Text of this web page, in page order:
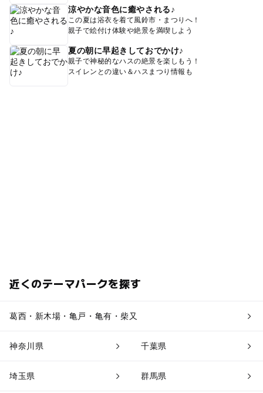
涼やかな音色に癒やされる♪
この夏は浴衣を着て風鈴市・まつりへ！
親子で絵付け体験や絶景を満喫しよう
夏の朝に早起きしておでかけ♪
親子で神秘的なハスの絶景を楽しもう！
スイレンとの違い＆ハスまつり情報も
近くのテーマパークを探す
葛西・新木場・亀戸・亀有・柴又
神奈川県 千葉県
埼玉県 群馬県